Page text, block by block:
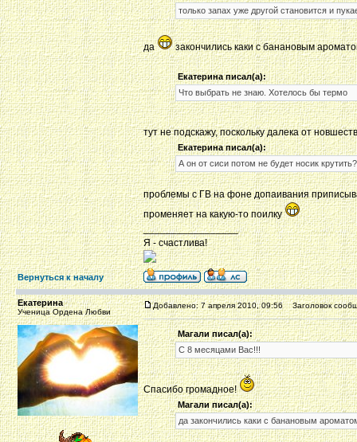
только запах уже другой становится и
да закончились каки с банановым
Екатерина писал(а):
Что выбрать не знаю. Хотелось бы термо
тут не подскажу, поскольку далека от
Екатерина писал(а):
А он от сиси потом не будет носик крутить?
проблемы с ГВ на фоне допаивания
променяет на какую-то поилку
_________________
Я - счастлива!
Вернуться к началу
Екатерина
Ученица Ордена Любви
Добавлено: 7 апреля 2010, 09:56 Заголовок
Магали писал(а):
C 8 месяцами Вас!!!
Спасибо громадное!
Магали писал(а):
да закончились каки с банановым